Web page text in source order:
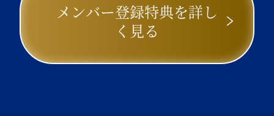
メンバー登録特典を詳し
く見る